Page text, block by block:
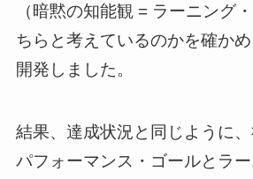
（暗黙の知能観 = ラーニング
ちらと考えているのかを確か
開発しました。
結果、達成状況と同じように、
パフォーマンス・ゴールとラ